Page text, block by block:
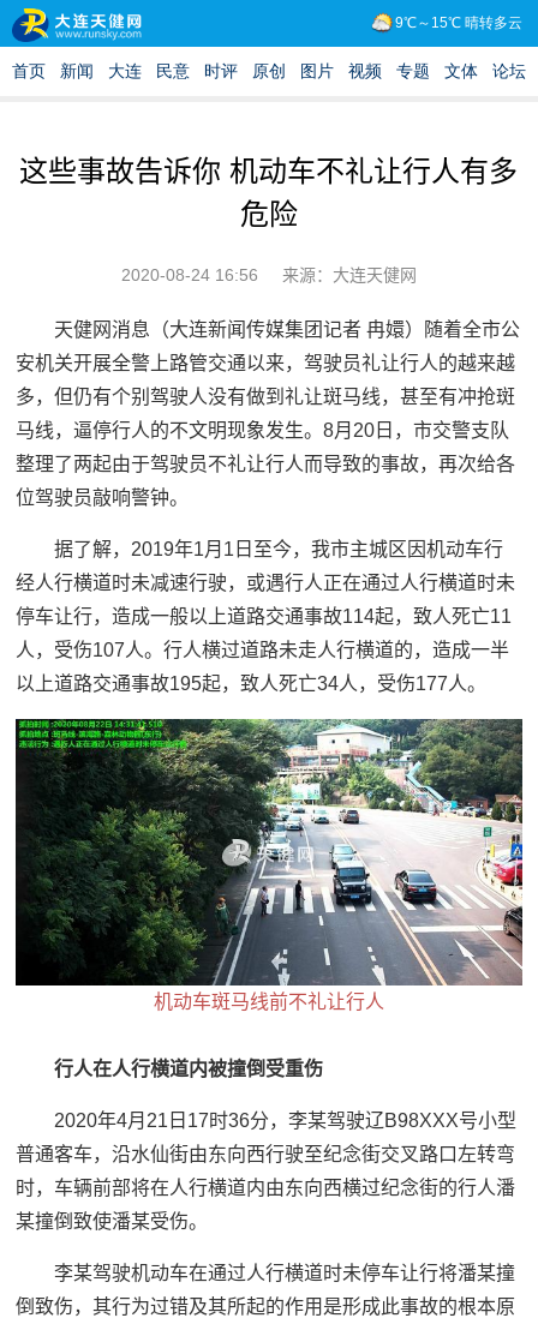
这些事故告诉你 机动车不礼让行人有多
危险
2020-08-24 16:56 来源：大连天健网
天健网消息（大连新闻传媒集团记者 冉嬛）随着全市公
安机关开展全警上路管交通以来，驾驶员礼让行人的越来越
多，但仍有个别驾驶人没有做到礼让斑马线，甚至有冲抢斑
马线，逼停行人的不文明现象发生。8月20日，市交警支队
整理了两起由于驾驶员不礼让行人而导致的事故，再次给各
位驾驶员敲响警钟。
据了解，2019年1月1日至今，我市主城区因机动车行
经人行横道时未减速行驶，或遇行人正在通过人行横道时未
停车让行，造成一般以上道路交通事故114起，致人死亡11
人，受伤107人。行人横过道路未走人行横道的，造成一半
以上道路交通事故195起，致人死亡34人，受伤177人。
机动车斑马线前不礼让行人
行人在人行横道内被撞倒受重伤
2020年4月21日17时36分，李某驾驶辽B98XXX号小型
普通客车，沿水仙街由东向西行驶至纪念街交叉路口左转弯
时，车辆前部将在人行横道内由东向西横过纪念街的行人潘
某撞倒致使潘某受伤。
李某驾驶机动车在通过人行横道时未停车让行将潘某撞
倒致伤，其行为过错及其所起的作用是形成此事故的根本原